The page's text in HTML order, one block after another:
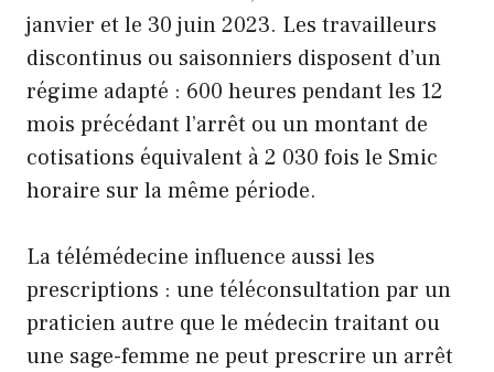
janvier et le 30 juin 2023. Les travailleurs
discontinus ou saisonniers disposent d’un
régime adapté : 600 heures pendant les 12
mois précédant l’arrêt ou un montant de
cotisations équivalent à 2 030 fois le Smic
horaire sur la même période.
La télémédecine influence aussi les
prescriptions : une téléconsultation par un
praticien autre que le médecin traitant ou
une sage-femme ne peut prescrire un arrêt